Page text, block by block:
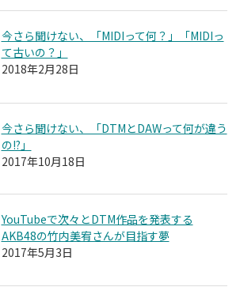
今さら聞けない、「MIDIって何？」「MIDIっ
て古いの？」
2018年2月28日
今さら聞けない、「DTMとDAWって何が違う
の!?」
2017年10月18日
YouTubeで次々とDTM作品を発表する
AKB48の竹内美宥さんが目指す夢
2017年5月3日